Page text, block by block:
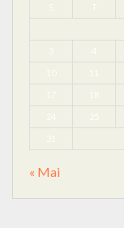
S T
3 4
10 11
17 18
24 25
31
« Mai